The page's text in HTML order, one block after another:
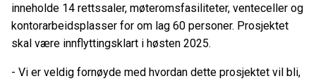
inneholde 14 rettssaler, møteromsfasiliteter, venteceller og
kontorarbeidsplasser for om lag 60 personer. Prosjektet
skal være innflyttingsklart i høsten 2025.
- Vi er veldig fornøyde med hvordan dette prosjektet vil bli,